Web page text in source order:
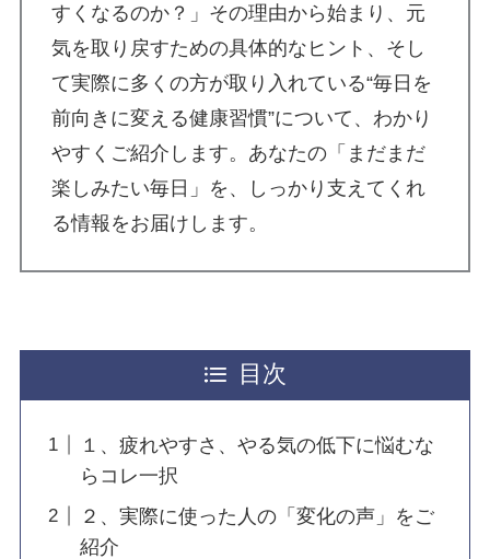
すくなるのか？」その理由から始まり、元
気を取り戻すための具体的なヒント、そし
て実際に多くの方が取り入れている“毎日を
前向きに変える健康習慣”について、わかり
やすくご紹介します。あなたの「まだまだ
楽しみたい毎日」を、しっかり支えてくれ
る情報をお届けします。
目次
１、疲れやすさ、やる気の低下に悩むな
らコレ一択
２、実際に使った人の「変化の声」をご
紹介